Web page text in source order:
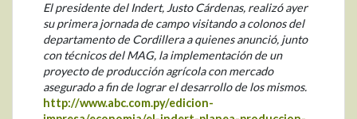
El presidente del Indert, Justo Cárdenas, realizó ayer
su primera jornada de campo visitando a colonos del
departamento de Cordillera a quienes anunció, junto
con técnicos del MAG, la implementación de un
proyecto de producción agrícola con mercado
asegurado a fin de lograr el desarrollo de los mismos.
http://www.abc.com.py/edicion-